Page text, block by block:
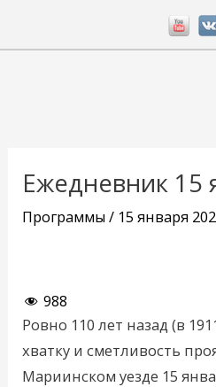
Ежедневник 15
Программы/ 15 января
988
Ровно 110 лет назад (в
хватку и сметливость
Мариинском уезде 15
записям